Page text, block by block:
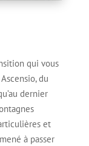
qui vous
du
dernier
et
à passer